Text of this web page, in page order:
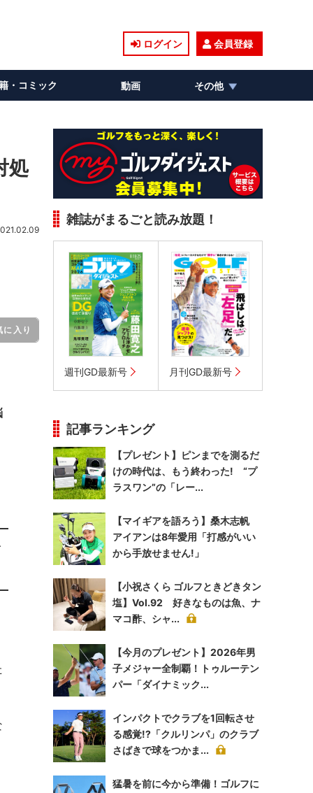
ログイン 会員登録
・コミック 動画 その他
処
に入り
雑誌がまるごと読み放題！
週刊GD最新号 月刊GD最新号
記事ランキング
【プレゼント】ピンまでを測るだ
けの時代は、もう終わった! “プ
ラスワン”の「レー...
【マイギアを語ろう】桑木志帆
アイアンは8年愛用「打感がいい
から手放せません!」
【小祝さくら ゴルフときどきタン
塩】Vol.92 好きなものは魚、ナ
マコ酢、シャ...
【今月のプレゼント】2026年男
子メジャー全制覇！トゥルーテン
パー「ダイナミック...
インパクトでクラブを1回転させ
る感覚!?「クルリンパ」のクラブ
さばきで球をつかま...
猛暑を前に今から準備！ゴルフに